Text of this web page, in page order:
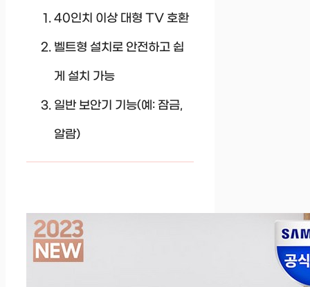
40인치 이상 대형 TV 호환
벨트형 설치로 안전하고 쉽
게 설치 가능
일반 보안기 기능(예: 잠금,
알람)